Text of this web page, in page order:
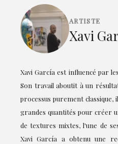
ARTISTE
Xavi
Xavi García est influencé par
Son travail aboutit à un
processus purement classique,
grandes quantités pour créer
de textures mixtes, l'une de
Xavi García a obtenu une